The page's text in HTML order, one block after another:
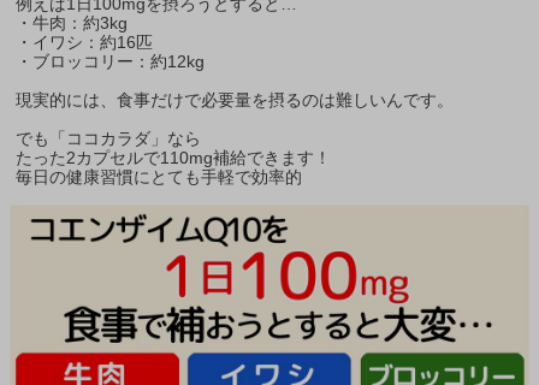
・牛肉：約3kg
・イワシ：約16匹
・ブロッコリー：約12kg
現実的には、食事だけで必要量を摂るのは難しいんです。
でも「ココカラダ」なら
たった2カプセルで110mg補給できます！
毎日の健康習慣にとても手軽で効率的